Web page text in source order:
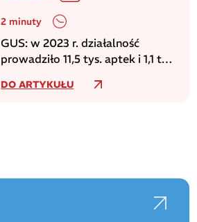
2 minuty
GUS: w 2023 r. działalność
prowadziło 11,5 tys. aptek i 1,1 tys.
DO ARTYKUŁU